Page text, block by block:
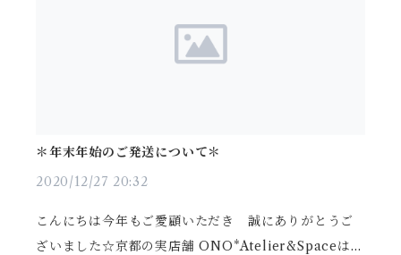
＊年末年始のご発送について＊
2020/12/27 20:32
こんにちは今年もご愛顧いただき 誠にありがとうご
ざいました☆京都の実店舗 ONO*Atelier&Spaceは12